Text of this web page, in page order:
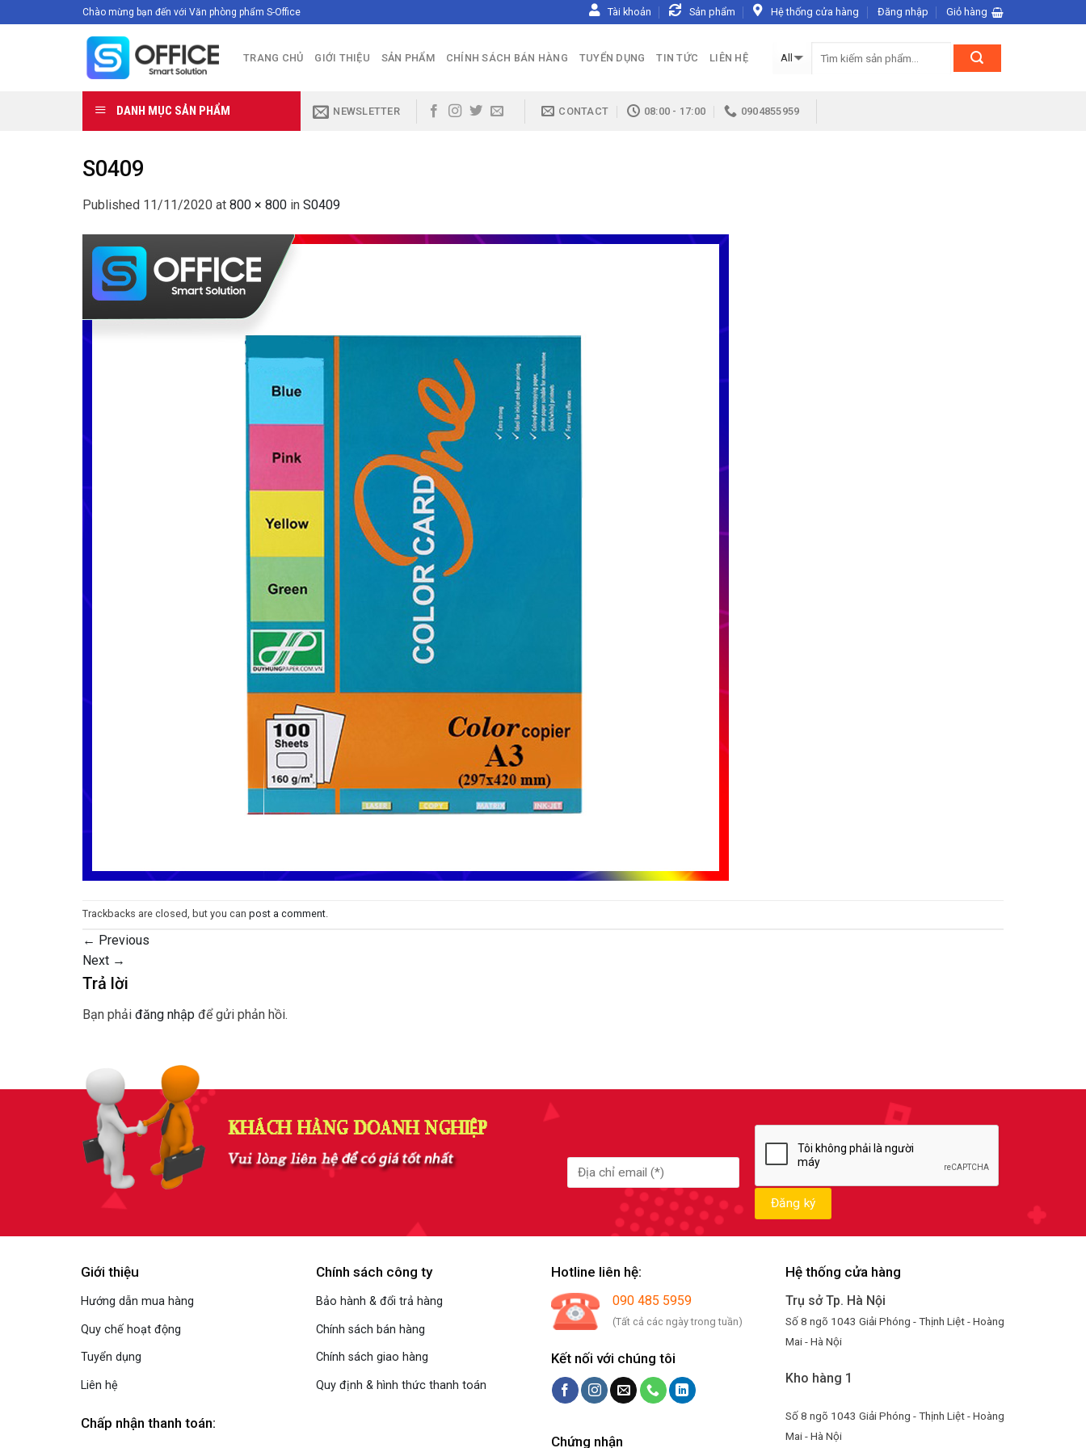
Chào mừng bạn đến với Văn phòng phẩm S-Office Tài khoản Sản phẩm Hệ thống cửa hàng Đăng nhập Giỏ hàng
TRANG CHỦ GIỚI THIỆU SẢN PHẨM CHÍNH SÁCH BÁN HÀNG TUYỂN DỤNG TIN TỨC LIÊN HỆ
DANH MỤC SẢN PHẨM NEWSLETTER CONTACT 08:00 - 17:00 0904855959
S0409
Published 11/11/2020 at 800 × 800 in S0409
Trackbacks are closed, but you can post a comment
← Previous
Next →
Trả lời
Bạn phải đăng nhập để gửi phản hồi.
Giới thiệu
Hướng dẫn mua hàng
Quy chế hoạt động
Tuyển dụng
Liên hệ
Chính sách công ty
Bảo hành & đổi trả hàng
Chính sách bán hàng
Chính sách giao hàng
Quy định & hình thức thanh toán
Chấp nhận thanh toán:
Hotline liên hệ:
090 485 5959
(Tất cả các ngày trong tuần)
Kết nối với chúng tôi
Chứng nhận
Hệ thống cửa hàng
Trụ sở Tp. Hà Nội
Số 8 ngõ 1043 Giải Phóng - Thịnh Liệt - Hoàng
Mai - Hà Nội
Kho hàng 1
Số 8 ngõ 1043 Giải Phóng - Thịnh Liệt - Hoàng
Mai - Hà Nội